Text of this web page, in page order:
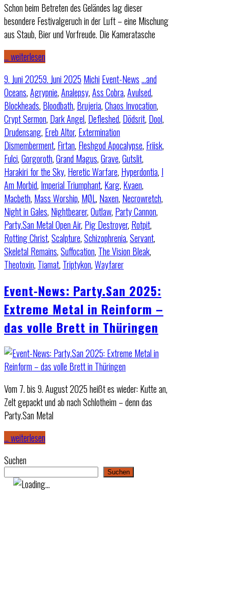
Schon beim Betreten des Geländes lag dieser
besondere Festivalgeruch in der Luft – eine Mischung
aus Staub, Bier und Vorfreude. Die Kameratasche
… weiterlesen
9. Juni 20259. Juni 2025 Michi Event-News…and
Oceans,Agrypnie,Analepsy,Ass Cobra,Avulsed,
Blockheads, Bloodbath, Brujeria,Chaos Invocation,
Crypt Sermon, Dark Angel, Defleshed, Dödsrit, Dool,
Drudensang, Ereb Altor, Extermination
Dismemberment, Firtan, Fleshgod Apocalypse, Friisk,
Fulci,Gorgoroth,Grand Magus,Grave,Gutslit,
Harakiri for the Sky, Heretic Warfare, Hyperdontia, I
Am Morbid, Imperial Triumphant, Karg, Kvaen,
Macbeth, Mass Worship, MØL, Naxen, Necrowretch,
Night in Gales, Nightbearer,Outlaw, Party Cannon,
Party.San Metal Open Air, Pig Destroyer, Rotpit,
Rotting Christ,Scalpture,Schizophrenia,Servant,
Skeletal Remains,Suffocation, The Vision Bleak,
Theotoxin, Tiamat, Triptykon,Wayfarer
Event-News: Party.San 2025:
Extreme Metal in Reinform –
das volle Brett in Thüringen
Vom 7. bis 9. August 2025 heißt es wieder: Kutte an,
Zelt gepackt und ab nach Schlotheim – denn das
Party.San Metal
… weiterlesen
Suchen
Suchen